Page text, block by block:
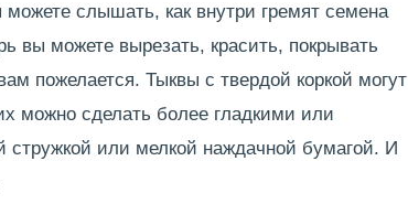
слышать, как внутри гремят семена
вы можете вырезать, красить, покрывать
пожелается. Тыквы с твердой коркой могут
можно сделать более гладкими или
стружкой или мелкой наждачной бумагой. И